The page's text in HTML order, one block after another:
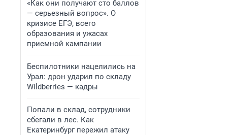
«Как они получают сто баллов
— серьезный вопрос». О
кризисе ЕГЭ, всего
образования и ужасах
приемной кампании
Беспилотники нацелились на
Урал: дрон ударил по складу
Wildberries — кадры
Попали в склад, сотрудники
сбегали в лес. Как
Екатеринбург пережил атаку